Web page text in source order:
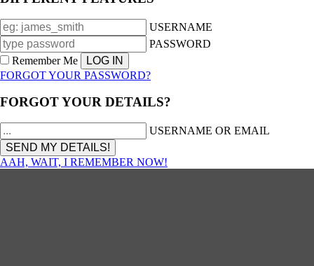
USERNAME
PASSWORD
Remember Me
FORGOT YOUR PASSWORD?
FORGOT YOUR DETAILS?
USERNAME OR EMAIL
AAH, WAIT, I REMEMBER NOW!